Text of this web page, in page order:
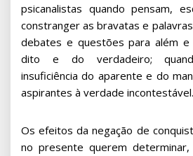
psicanalistas quando pensam,
constranger as bravatas e
debates e questões para além
dito e do verdadeiro;
insuficiência do aparente e do
aspirantes à verdade incontestável.
Os efeitos da negação de
no presente querem